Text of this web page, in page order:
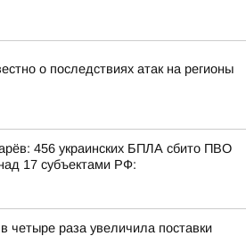
о последствиях атак на регионы
456 украинских БПЛА сбито ПВО
17 субъектами РФ:
четыре раза увеличила поставки